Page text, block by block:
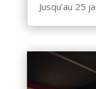
Jusqu’au 25